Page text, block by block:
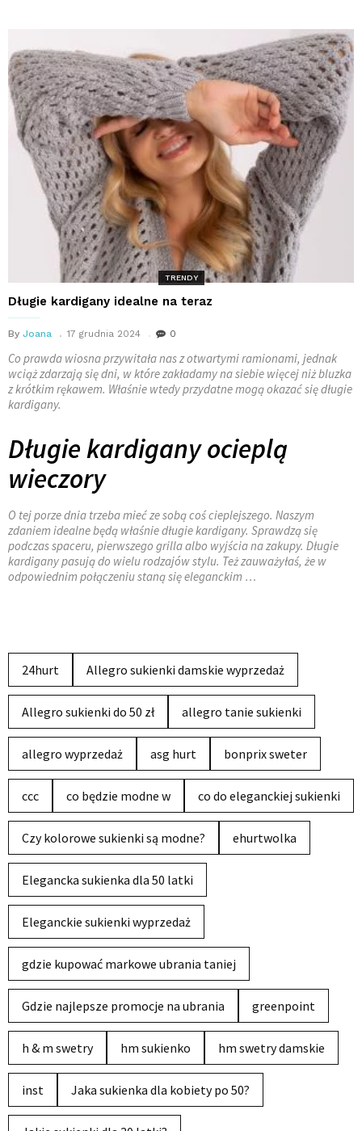
TRENDY
Długie kardigany idealne na teraz
By Joana 17 grudnia 2024 0
Co prawda wiosna przywitała nas z otwartymi ramionami, jednak
wciąż zdarzają się dni, w które zakładamy na siebie więcej niż bluzka
z krótkim rękawem. Właśnie wtedy przydatne mogą okazać się długie
kardigany.
Długie kardigany ocieplą
wieczory
O tej porze dnia trzeba mieć ze sobą coś cieplejszego. Naszym
zdaniem idealne będą właśnie długie kardigany. Sprawdzą się
podczas spaceru, pierwszego grilla albo wyjścia na zakupy. Długie
kardigany pasują do wielu rodzajów stylu. Też zauważyłaś, że w
odpowiednim połączeniu staną się eleganckim …
24hurt Allegro sukienki damskie wyprzedaż
Allegro sukienki do 50 zł allegro tanie sukienki
allegro wyprzedaż asg hurt bonprix sweter
ccc co będzie modne w co do eleganckiej sukienki
Czy kolorowe sukienki są modne? ehurtwolka
Elegancka sukienka dla 50 latki
Eleganckie sukienki wyprzedaż
gdzie kupować markowe ubrania taniej
Gdzie najlepsze promocje na ubrania greenpoint
h & m swetry hm sukienko hm swetry damskie
inst Jaka sukienka dla kobiety po 50?